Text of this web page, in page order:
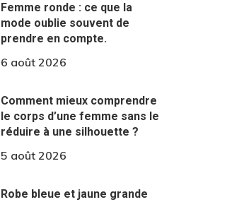
Femme ronde : ce que la
mode oublie souvent de
prendre en compte.
6 août 2026
Comment mieux comprendre
le corps d’une femme sans le
réduire à une silhouette ?
5 août 2026
Robe bleue et jaune grande